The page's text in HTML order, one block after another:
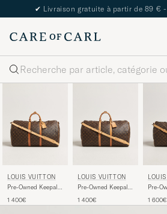
✔ Livraison gratuite à partir de 89 € -
Rechercher
LOUIS VUITTON
Pre-Owned Keepall
Monogram
1 400€
LOUIS VUITTON
Pre-Owned Keepall
Monogram
1 400€
Pre-
1 600€